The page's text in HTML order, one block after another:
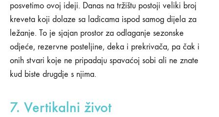
posvetimo ovoj ideji. Danas na tržištu postoji veliki broj
kreveta koji dolaze sa ladicama ispod samog dijela za
ležanje. To je sjajan prostor za odlaganje sezonske
odjeće, rezervne posteljine, deka i prekrivača, pa čak i
onih stvari koje ne pripadaju spavaćoj sobi ali ne znate
kud biste drugdje s njima.
7. Vertikalni život